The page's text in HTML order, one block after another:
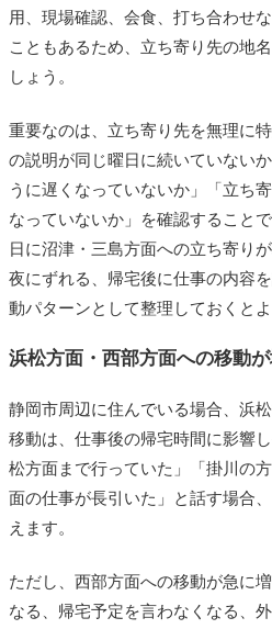
用、現場確認、会食、打ち合わせ
こともあるため、立ち寄り先の地
しょう。
重要なのは、立ち寄り先を無理に
の説明が同じ曜日に続いていない
うに遅くなっていないか」「立ち
なっていないか」を確認すること
日に沼津・三島方面への立ち寄り
夜にずれる、帰宅後に仕事の内容
動パターンとして整理しておくとよ
浜松方面・西部方面への移動
静岡市周辺に住んでいる場合、浜
移動は、仕事後の帰宅時間に影響
松方面まで行っていた」「掛川の
面の仕事が長引いた」と話す場合
えます。
ただし、西部方面への移動が急に
なる、帰宅予定を言わなくなる、